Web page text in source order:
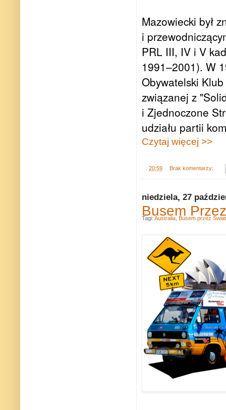
Mazowiecki był
i
PRL III, IV i V
1991–2001). W
Obywatelski
związanej z
i Zjednoczone
udziału partii
Czytaj więcej >>
20:59 Brak komentarzy:
niedziela, 27
Busem
Tagi: Australia Busem przez Świat